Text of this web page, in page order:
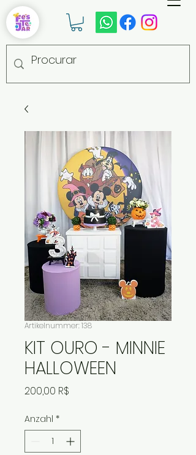
Artikelnummer: 138
KIT OURO - MINNIE
HALLOWEEN
200,00 R$
Anzahl *